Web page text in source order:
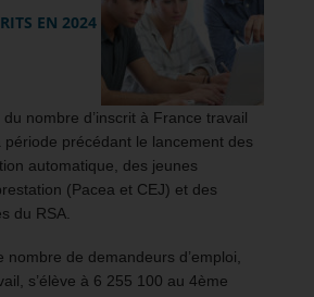
EN 2024
nombre d’inscrit à France travail
précédant le lancement des
automatique, des jeunes
(Pacea et CEJ) et des
du RSA.
de demandeurs d’emploi,
s’élève à 6 255 100 au 4ème